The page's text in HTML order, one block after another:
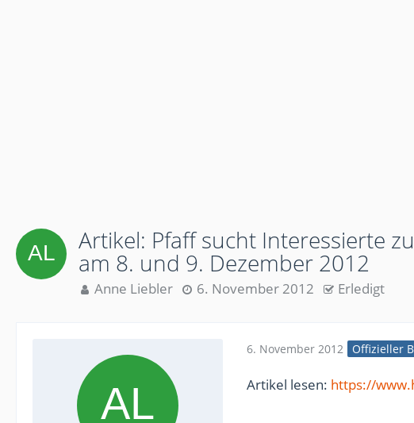
Artikel: Pfaff sucht Interessierte
am 8. und 9. Dezember 2012
Anne Liebler 6. November 2012 Erledigt
6. November 2012 Offizieller
Artikel lesen: https://